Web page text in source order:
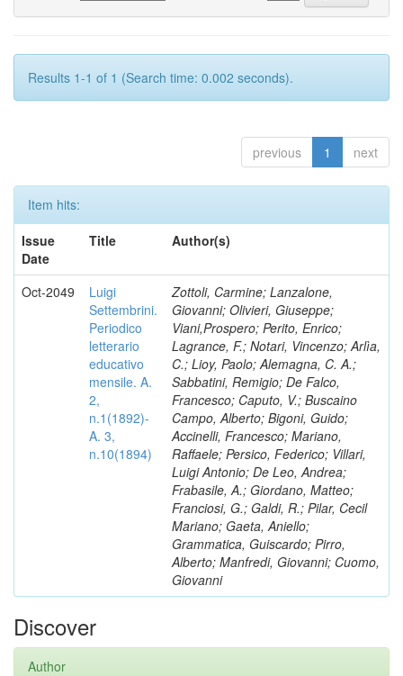
Results 1-1 of 1 (Search time: 0.002 seconds).
previous 1 next
Item hits:
Issue
Date
Title Author(s)
Oct-2049
Luigi
Settembrini.
Periodico
letterario
educativo
mensile. A.
2,
n.1(1892)-
A. 3,
n.10(1894)
Zottoli, Carmine; Lanzalone,
Giovanni; Olivieri, Giuseppe;
Viani,Prospero; Perito, Enrico;
Lagrance, F.; Notari, Vincenzo; Arlìa,
C.; Lioy, Paolo; Alemagna, C. A.;
Sabbatini, Remigio; De Falco,
Francesco; Caputo, V.; Buscaino
Campo, Alberto; Bigoni, Guido;
Accinelli, Francesco; Mariano,
Raffaele; Persico, Federico; Villari,
Luigi Antonio; De Leo, Andrea;
Frabasile, A.; Giordano, Matteo;
Franciosi, G.; Galdi, R.; Pilar, Cecil
Mariano; Gaeta, Aniello;
Grammatica, Guiscardo; Pirro,
Alberto; Manfredi, Giovanni; Cuomo,
Giovanni
Discover
Author